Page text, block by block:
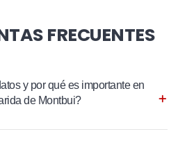
FRECUENTES
y por qué es importante en
de Montbui?